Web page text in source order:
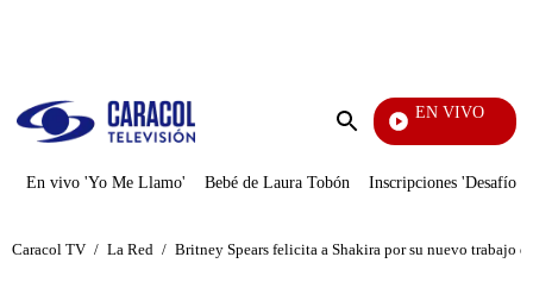
Enviar
EN VIVO
En vivo 'Yo Me Llamo' Bebé de Laura Tobón Inscripciones 'Desafío'
Caracol TV / La Red / Britney Spears felicita a Shakira por su nuevo trabajo